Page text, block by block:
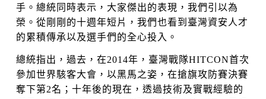
手。總統同時表示，大家傑出的表現，我們引以為
榮。從剛剛的十週年短片，我們也看到臺灣資安人才
的累積傳承以及選手們的全心投入。
總統指出，過去，在2014年，臺灣戰隊HITCON首次
參加世界駭客大會，以黑馬之姿，在搶旗攻防賽決賽
奪下第2名；十年後的現在，透過技術及實戰經驗的